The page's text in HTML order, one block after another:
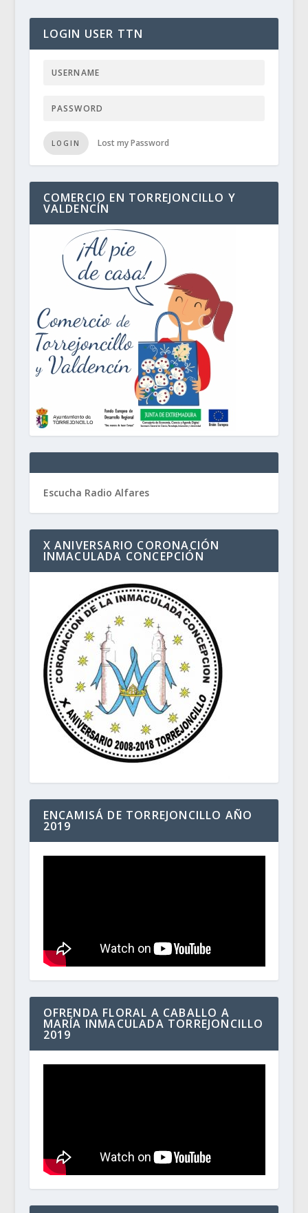
LOGIN USER TTN
LOGIN Lost my Password
COMERCIO EN TORREJONCILLO Y
VALDENCÍN
Escucha Radio Alfares
X ANIVERSARIO CORONACIÓN
INMACULADA CONCEPCIÓN
ENCAMISÁ DE TORREJONCILLO AÑO
2019
OFRENDA FLORAL A CABALLO A
MARÍA INMACULADA TORREJONCILLO
2019